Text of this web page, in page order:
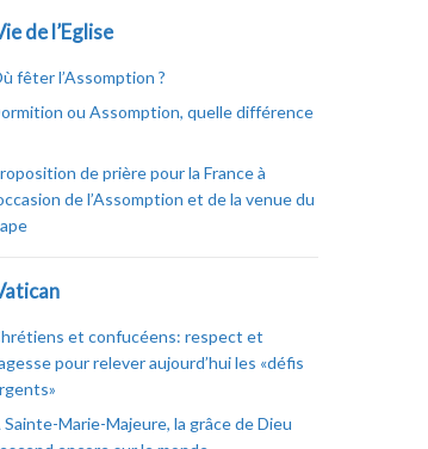
de l’Eglise
fêter l’Assomption ?
ou Assomption, quelle différence
de prière pour la France à
de l’Assomption et de la venue du
et confucéens: respect et
pour relever aujourd’hui les «défis
Sainte-Marie-Majeure, la grâce de Dieu